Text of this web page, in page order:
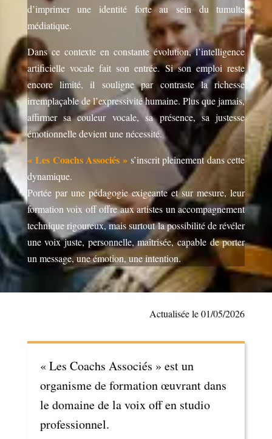
d’imprimer une identité forte au sein du tumulte
médiatique.
Dans ce contexte en constante évolution, l’intelligence
artificielle vocale fait son entrée. Si son emploi reste
encore limité, il souligne par contraste la richesse
irremplaçable de l’expressivité humaine. Plus que jamais,
affirmer sa couleur vocale, sa présence, sa justesse
émotionnelle devient une nécessité.
« Les Coachs Associés » s’inscrit pleinement dans cette
dynamique.
Portée par une pédagogie exigeante et sur mesure, leur
formation voix off offre aux artistes un accompagnement
technique rigoureux, mais surtout la possibilité de révéler
une voix juste, personnelle, maîtrisée, capable de porter
un message, une émotion, une intention.
Actualisée le 01/05/2026
« Les Coachs Associés » est un
organisme de formation œuvrant dans
le domaine de la voix off en studio
professionnel.